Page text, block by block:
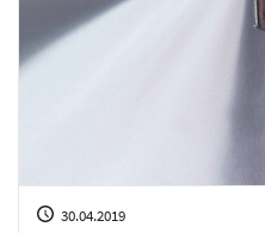
30.04.2019